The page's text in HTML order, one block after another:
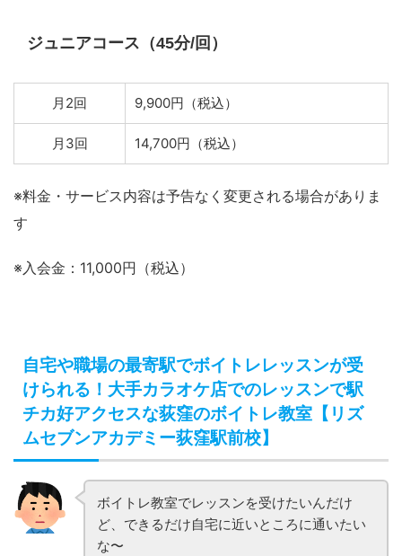
ジュニアコース（45分/回）
月2回 9,900円（税込）
月3回 14,700円（税込）
※料金・サービス内容は予告なく変更される場合がありま
す
※入会金：11,000円（税込）
自宅や職場の最寄駅でボイトレレッスンが受
けられる！大手カラオケ店でのレッスンで駅
チカ好アクセスな荻窪のボイトレ教室【リズ
ムセブンアカデミー荻窪駅前校】
ボイトレ教室でレッスンを受けたいんだけ
ど、できるだけ自宅に近いところに通いたい
な〜